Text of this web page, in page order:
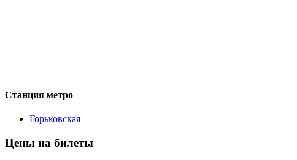
Станция метро
Горьковская
Цены на билеты